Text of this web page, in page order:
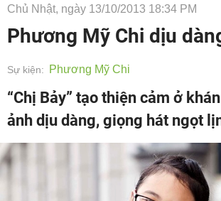
Chủ Nhật, ngày 13/10/2013 18:34 PM
Phương Mỹ Chi dịu
Sự kiện: Phương Mỹ Chi
“Chị Bảy” tạo thiện cảm ở
ảnh dịu dàng, giọng hát ngọt